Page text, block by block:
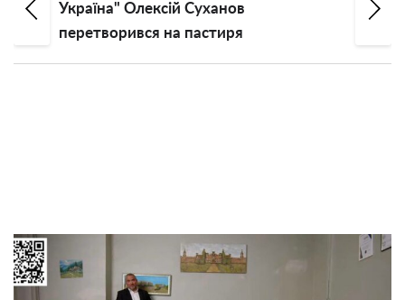
Україна" Олексій Суханов
перетворився на пастиря